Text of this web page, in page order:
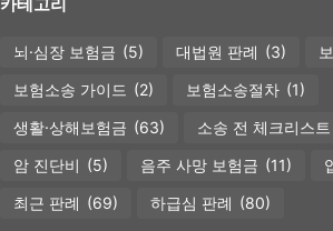
뇌·심장 보험금 (5) 대법원 판례 (3)
보험소송 가이드 (2) 보험소송절차 (1)
생활·상해보험금 (63) 소송 전 체크리스트
암 진단비 (5) 음주 사망 보험금 (11)
최근 판례 (69) 하급심 판례 (80)